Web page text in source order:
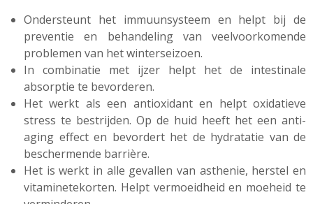
Ondersteunt het immuunsysteem en helpt bij de
preventie en behandeling van veelvoorkomende
problemen van het winterseizoen.
In combinatie met ijzer helpt het de intestinale
absorptie te bevorderen.
Het werkt als een antioxidant en helpt oxidatieve
stress te bestrijden. Op de huid heeft het een anti-
aging effect en bevordert het de hydratatie van de
beschermende barrière.
Het is werkt in alle gevallen van asthenie, herstel en
vitaminetekorten. Helpt vermoeidheid en moeheid te